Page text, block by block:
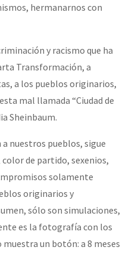
hermanarnos con
y racismo que ha
Transformación, a
a los pueblos originarios,
mal llamada “Ciudad de
Sheinbaum.
nuestros pueblos, sigue
de partido, sexenios,
solamente
originarios y
sólo son simulaciones,
es la fotografía con los
un botón: a 8 meses